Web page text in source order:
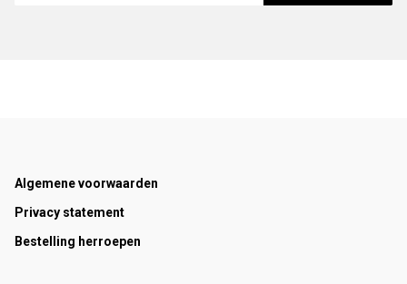
Footer
Algemene voorwaarden
Privacy statement
Bestelling herroepen